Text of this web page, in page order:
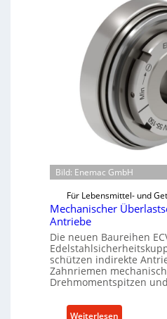
Bild: Enemac GmbH
Für Lebensmittel- und
Mechanischer
Antriebe
Die neuen Baureihen
schützen indirekte
Zahnriemen
Drehmomentspitzen
Weiterlesen